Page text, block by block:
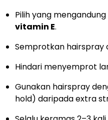
Pilih yang mengandung
vitamin E.
Semprotkan hairspray
Hindari menyemprot
Gunakan hairspray
hold) daripada extra